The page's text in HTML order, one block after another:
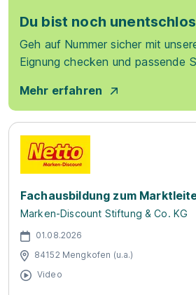
Du bist noch
Geh auf Nummer sicher mit
Eignung checken und passende
Mehr erfahren
Fachausbildung zum
Marken-Discount Stiftung & Co. KG
01.08.2026
84152 Mengkofen (u.a.)
Video